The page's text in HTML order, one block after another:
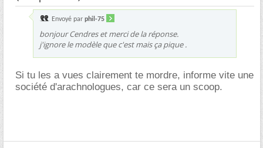
Envoyé par phil-75
bonjour Cendres et merci de la réponse.
j'ignore le modèle que c'est mais ça pique .
Si tu les a vues clairement te mordre, informe vite une
société d'arachnologues, car ce sera un scoop.